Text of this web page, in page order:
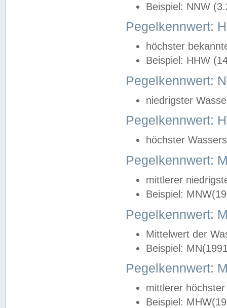
Beispiel: NNW
Pegelkennwert:
höchster
Beispiel: HHW
Pegelkennwert:
niedrigster
Pegelkennwert:
höchster
Pegelkennwert:
mittlerer
Beispiel:
Pegelkennwert:
Mittelwert der
Beispiel:
Pegelkennwert:
mittlerer
Beispiel: